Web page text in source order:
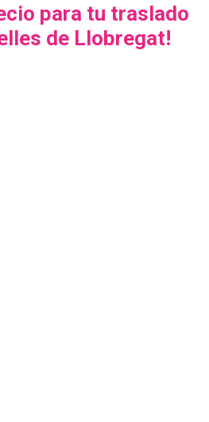
para tu traslado
de Llobregat!